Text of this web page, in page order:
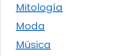
Mitología
Moda
Música